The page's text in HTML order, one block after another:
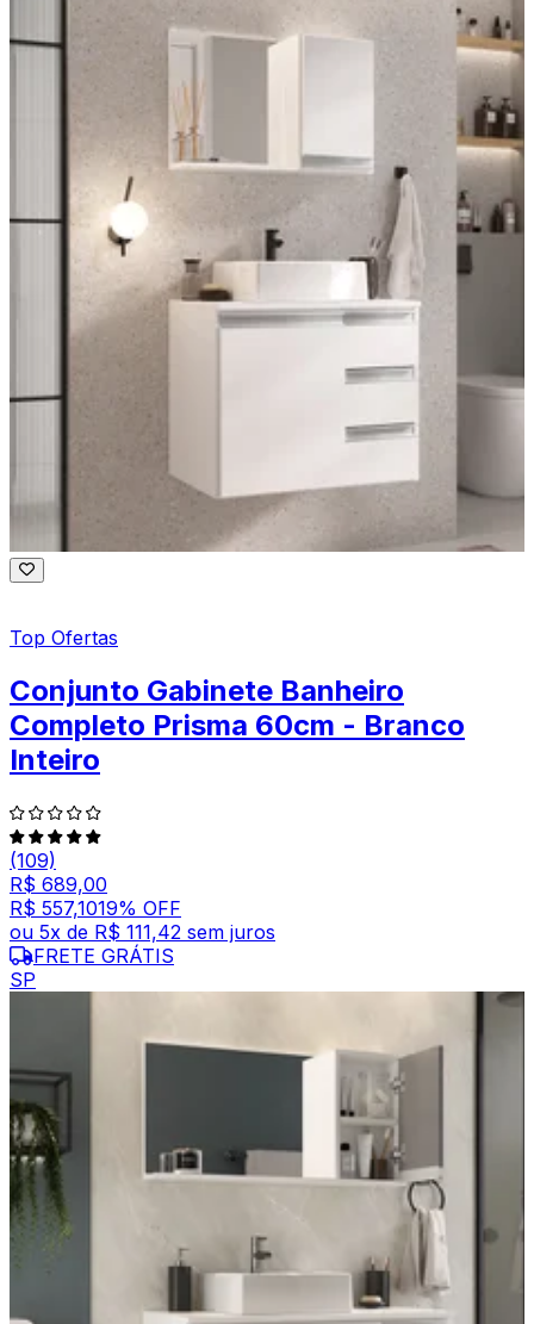
Top Ofertas
Conjunto Gabinete Banheiro
Completo Prisma 60cm - Branco
Inteiro
(109)
R$ 689,00
R$ 557,1019% OFF
ou 5x de R$ 111,42 sem juros
FRETE GRÁTIS
SP